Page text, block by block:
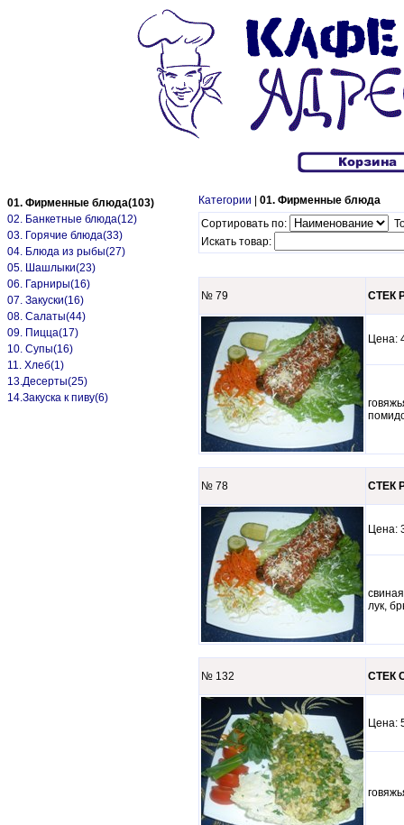
01. Фирменные блюда(103)
02. Банкетные блюда(12)
03. Горячие блюда(33)
04. Блюда из рыбы(27)
05. Шашлыки(23)
06. Гарниры(16)
07. Закуски(16)
08. Салаты(44)
09. Пицца(17)
10. Супы(16)
11. Хлеб(1)
13.Десерты(25)
14.Закуска к пиву(6)
Категории
01. Фирменные блюда
Сортировать по:
Искать товар:
№ 79 СТЕК
№ 78 СТЕК
лук,
№ 132 СТЕК